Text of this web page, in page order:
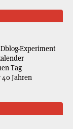
Experiment
Tag
Jahren